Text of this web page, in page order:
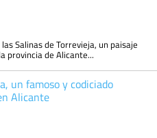
Salinas de Torrevieja, un paisaje
provincia de Alicante...
un famoso y codiciado
Alicante